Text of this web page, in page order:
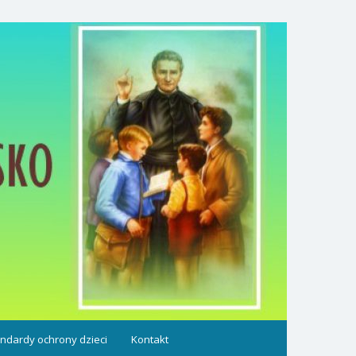
ochrony dzieci Kontakt